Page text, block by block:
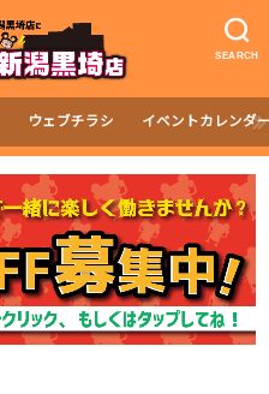
SEARCH
ウェブチラシ イベントカレンダ